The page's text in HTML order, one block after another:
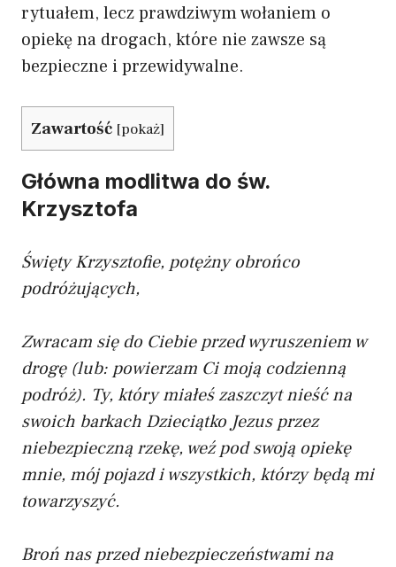
rytuałem, lecz prawdziwym wołaniem o
opiekę na drogach, które nie zawsze są
bezpieczne i przewidywalne.
Zawartość [pokaż]
Główna modlitwa do św.
Krzysztofa
Święty Krzysztofie, potężny obrońco
podróżujących,
Zwracam się do Ciebie przed wyruszeniem w
drogę (lub: powierzam Ci moją codzienną
podróż). Ty, który miałeś zaszczyt nieść na
swoich barkach Dzieciątko Jezus przez
niebezpieczną rzekę, weź pod swoją opiekę
mnie, mój pojazd i wszystkich, którzy będą mi
towarzyszyć.
Broń nas przed niebezpieczeństwami na